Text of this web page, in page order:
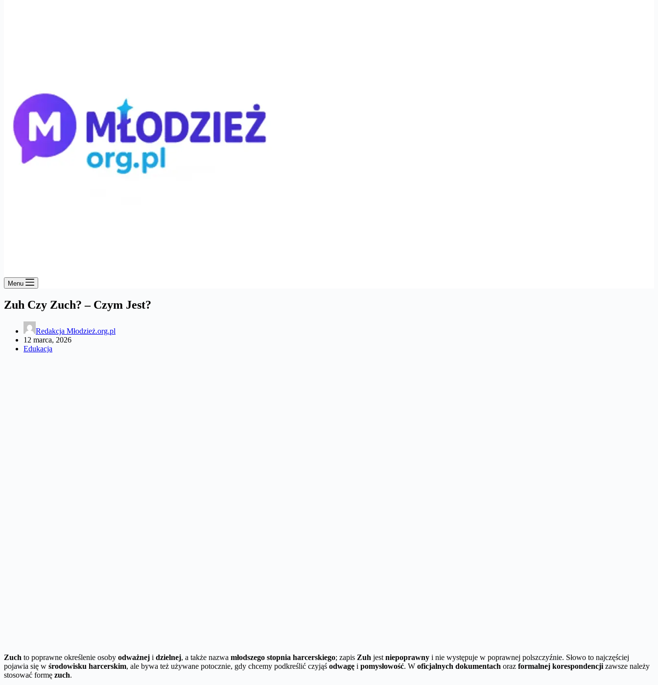
Menu
Zuh Czy Zuch? – Czym Jest?
Redakcja Młodzież.org.pl
12 marca, 2026
Edukacja
Zuch to poprawne określenie osoby odważnej i dzielnej, a także nazwa młodszego stopnia harcerskiego; zapis Zuh jest niepoprawny i nie występuje w poprawnej polszczyźnie. Słowo to najczęściej
pojawia się w środowisku harcerskim, ale bywa też używane potocznie, gdy chcemy podkreślić czyjąś odwagę i pomysłowość. W oficjalnych dokumentach oraz formalnej korespondencji zawsze należy
stosować formę zuch.